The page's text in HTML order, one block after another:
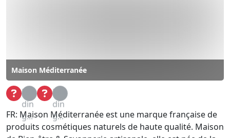
Maison Méditerranée
Loa
din
g...
Loa
din
g...
FR: Maison Méditerranée est une marque française de
produits cosmétiques naturels de haute qualité. Maison